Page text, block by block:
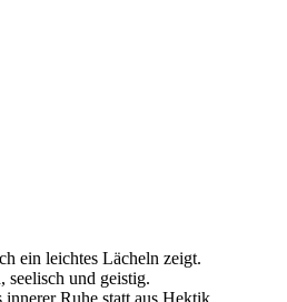
ein leichtes Lächeln zeigt.
seelisch und geistig.
Ruhe statt aus Hektik.